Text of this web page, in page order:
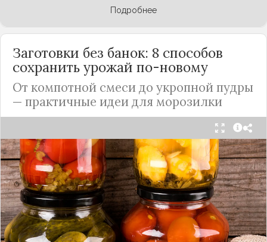
Подробнее
Заготовки без банок: 8 способов
сохранить урожай по-новому
От компотной смеси до укропной пудры
— практичные идеи для морозилки
Каждый год, когда приходит пора богатого
урожая, я стараюсь сохранить максимум летних
витаминов. Закатки в банки — это, безусловно,
классика, которая никуда не уходит из нашей
жизни. Но современный подход к хранению
продуктов показывает, что есть и более простые,
быстрые и удобные способы.